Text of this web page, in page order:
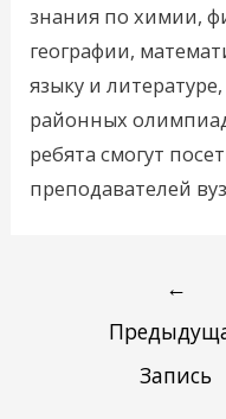
знания по химии,
географии,
языку и
районных
ребята смогут
преподавателей
←
Запись